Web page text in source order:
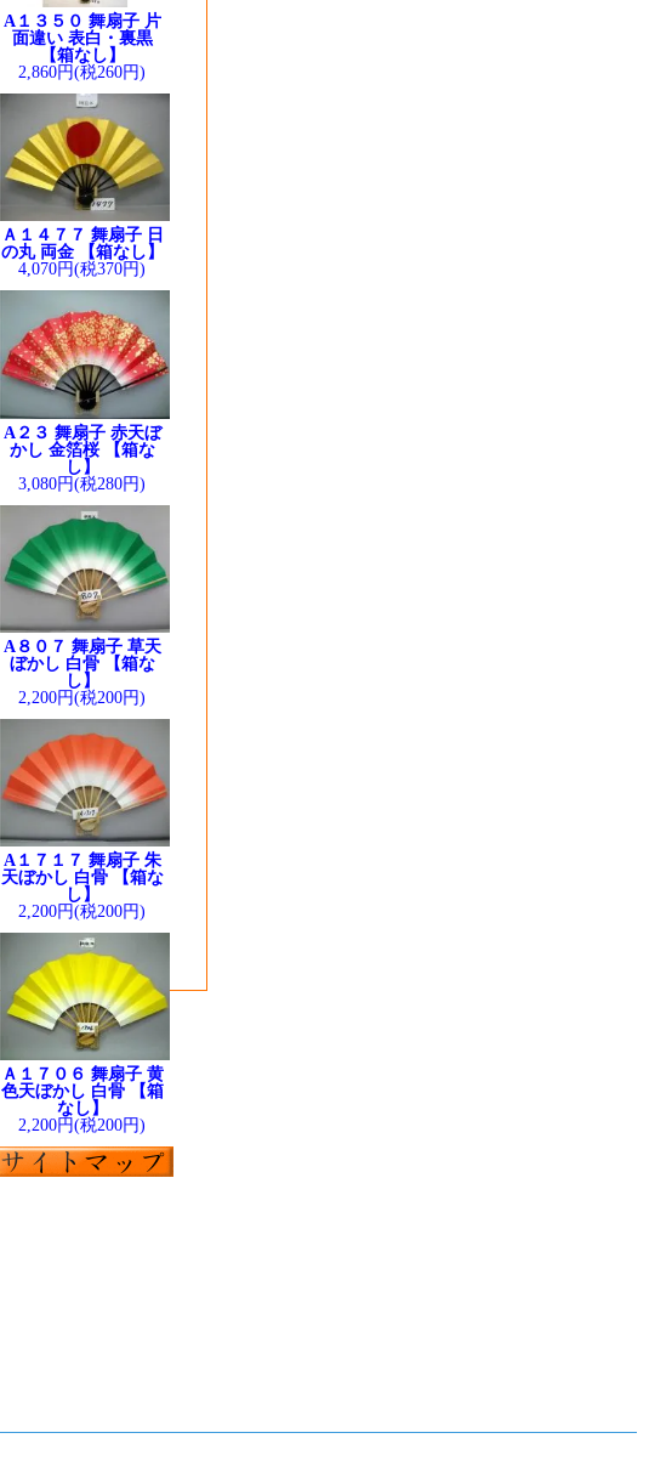
A１３５０ 舞扇子 片
面違い 表白・裏黒
【箱なし】
2,860円(税260円)
Ａ１４７７ 舞扇子 日
の丸 両金 【箱なし】
4,070円(税370円)
A２３ 舞扇子 赤天ぼ
かし 金箔桜 【箱な
し】
3,080円(税280円)
A８０７ 舞扇子 草天
ぼかし 白骨 【箱な
し】
2,200円(税200円)
A１７１７ 舞扇子 朱
天ぼかし 白骨 【箱な
し】
2,200円(税200円)
Ａ１７０６ 舞扇子 黄
色天ぼかし 白骨 【箱
なし】
2,200円(税200円)